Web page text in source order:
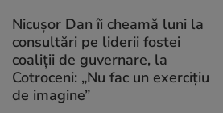
Nicușor Dan îi cheamă luni la
consultări pe liderii fostei
coaliții de guvernare, la
Cotroceni: „Nu fac un exercițiu
de imagine”